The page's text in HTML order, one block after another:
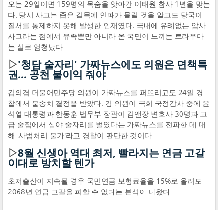
오는 29일이면 159명의 목숨을 앗아간 이태원 참사 1년을 맞는
다. 당시 사고는 좁은 길목에 인파가 몰릴 것을 알고도 당국이
질서를 통제하지 못해 발생한 인재였다. 국내에 유례없는 압사
사고라는 점에서 유족뿐만 아니라 온 국민이 느끼는 트라우마
는 실로 엄청났다
▷'청담 술자리' 가짜뉴스에도 의원은 면책특
권… 공천 불이익 줘야
김의겸 더불어민주당 의원이 가짜뉴스를 퍼뜨리고도 24일 경
찰에서 불송치 결정을 받았다. 김 의원이 국회 국정감사 중에 윤
석열 대통령과 한동훈 법무부 장관이 김앤장 변호사 30명과 고
급 술집에서 심야 술자리를 벌였다는 가짜뉴스를 전파한 데 대
해 '사법처리 불가'라고 경찰이 판단한 것이다
▷8월 신생아 역대 최저, 빨라지는 연금 고갈
이대로 방치할 텐가
초저출산이 지속될 경우 국민연금 보험료율을 15%로 올려도
2068년 연금 고갈을 피할 수 없다는 분석이 나왔다